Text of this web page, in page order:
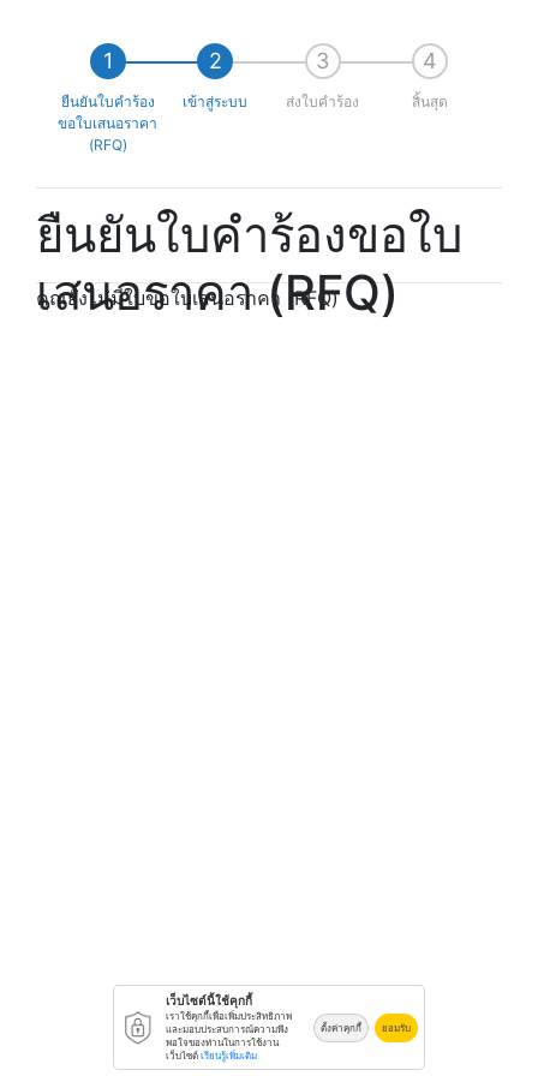
ยืนยันใบคำร้อง
ขอใบเสนอราคา
(RFQ)
เข้าสู่ระบบ ส่งใบคำร้อง สิ้นสุด
ยืนยันใบคำร้องขอใบ
เสนอราคา (RFQ)
คุณยังไม่มีใบขอใบเสนอราคา (RFQ)
เว็บไซต์นี้ใช้คุกกี้
เราใช้คุกกี้เพื่อเพิ่มประสิทธิภาพ
และมอบประสบการณ์ความพึง
พอใจของท่านในการใช้งาน
เว็บไซต์ เรียนรู้เพิ่มเติม
ตั้งค่าคุกกี้ ยอมรับ